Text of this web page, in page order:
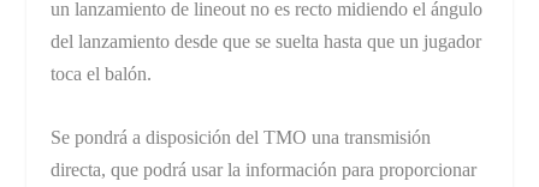
un lanzamiento de lineout no es recto midiendo el ángulo
del lanzamiento desde que se suelta hasta que un jugador
toca el balón.
Se pondrá a disposición del TMO una transmisión
directa, que podrá usar la información para proporcionar